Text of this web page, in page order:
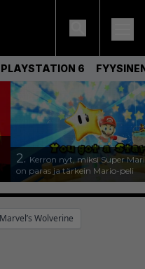
PLAYSTATION 6
2. Kerron nyt, miksi Super
on paras ja tärkein Mario-peli
Marvel’s Wolverine